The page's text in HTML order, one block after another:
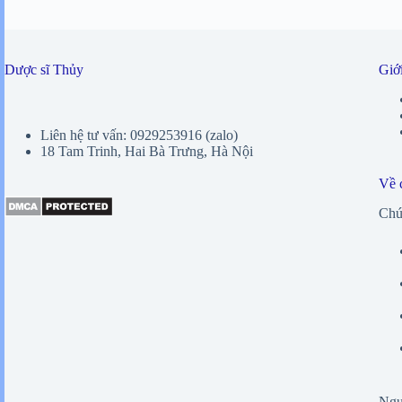
Dược sĩ Thủy
Liên hệ tư vấn: 0929253916 (zalo)
18 Tam Trinh, Hai Bà Trưng, Hà Nội
Về